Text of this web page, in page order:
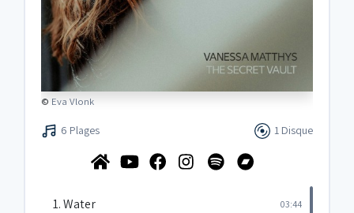
© Eva Vlonk
6 Plages 1 Disque
1. Water 03:44